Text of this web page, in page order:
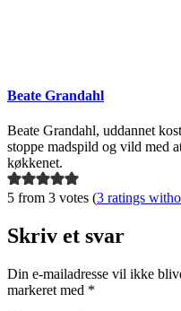
Beate Grandahl
Beate Grandahl, uddannet
stoppe madspild og vild med
køkkenet.
5 from 3 votes (3 ratings
Skriv et svar
Din e-mailadresse vil ikke
markeret med *